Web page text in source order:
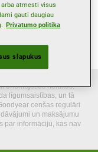
orientējošos nolūkos.
līgumsaistības, un tā
cenšas regulāri
un maksājumu
par informāciju, kas nav
atmesti visus
gauti daugiau
Privatumo politika
slapukus